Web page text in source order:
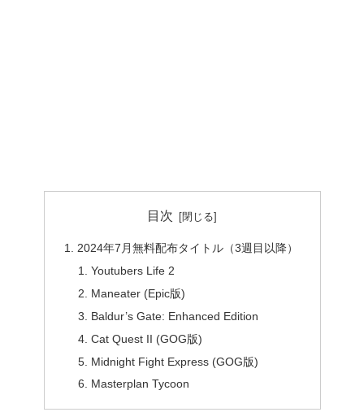
目次
2024年7月無料配布タイトル（3週目以降）
Youtubers Life 2
Maneater (Epic版)
Baldur’s Gate: Enhanced Edition
Cat Quest II (GOG版)
Midnight Fight Express (GOG版)
Masterplan Tycoon